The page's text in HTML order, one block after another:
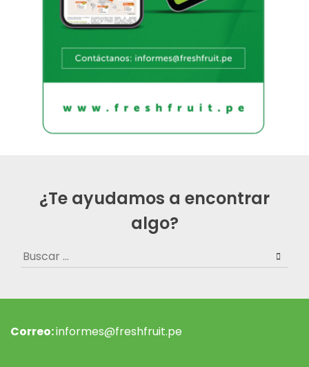
¿Te ayudamos a encontrar
algo?
Buscar:
Correo:informes@freshfruit.pe